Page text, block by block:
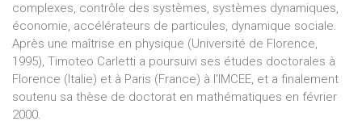
complexes, contrôle des systèmes, systèmes dynamiques,
économie, accélérateurs de particules, dynamique sociale.
Après une maîtrise en physique (Université de Florence,
1995), Timoteo Carletti a poursuivi ses études doctorales à
Florence (Italie) et à Paris (France) à l'IMCEE, et a finalement
soutenu sa thèse de doctorat en mathématiques en février
2000.